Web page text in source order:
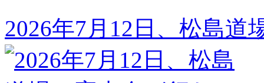
2026年7月12日、松島